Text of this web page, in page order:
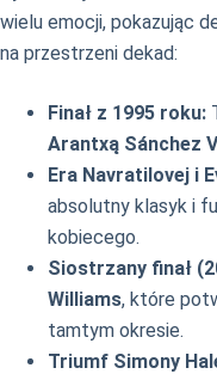
wielu emocji, pokazując
na przestrzeni dekad:
Finał z 1995 roku:
Arantxą Sánchez
Era Navratilovej i
absolutny klasyk i
kobiecego.
Siostrzany finał
Williams, które
tamtym okresie.
Triumf Simony